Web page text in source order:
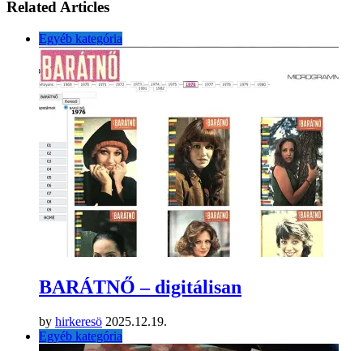
Related Articles
Egyéb kategória
BARÁTNŐ – digitálisan
by hirkeresö 2025.12.19.
Egyéb kategória